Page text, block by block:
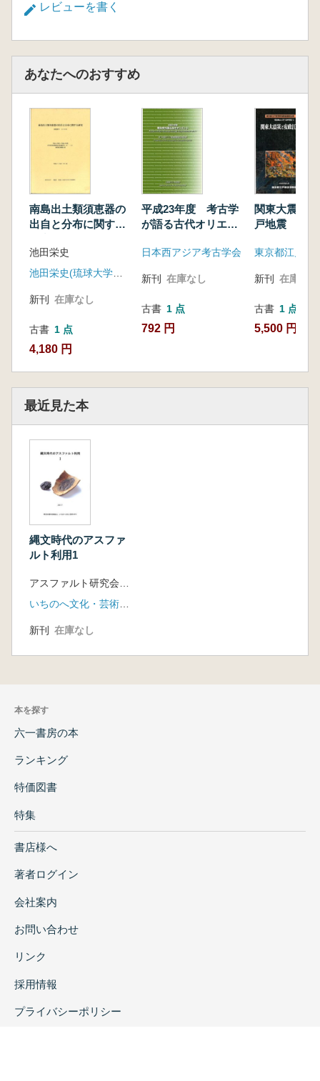
レビューを書く
あなたへのおすすめ
南島出土類須恵器の
出自と分布に関する
池田栄史
新刊 在庫なし
古書 1 点
4,180 円
平成23年度 考古学
が語る古代オリエン
日本西アジア考古学会
新刊 在庫なし
古書 1 点
792 円
関東大震災
戸地震
東京都江戸東
新刊 在庫なし
古書 1 点
5,500 円
最近見た本
縄文時代のアスファ
ルト利用1
新刊 在庫なし
本を探す
六一書房の本
ランキング
特価図書
特集
書店様へ
著者ログイン
会社案内
お問い合わせ
リンク
採用情報
プライバシーポリシー